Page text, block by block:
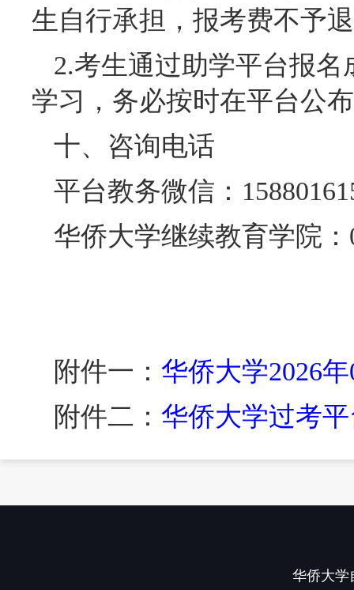
生自行承担，报考费不予
2.考生通过助学平台报
学习，务必按时在平台公
十、咨询电话
平台教务微信：
华侨大学继续教育学院：
附件一： 华侨大学2026
附件二： 华侨大学过考
华侨大学